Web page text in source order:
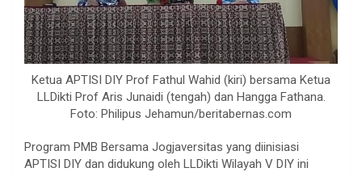
Ketua APTISI DIY Prof Fathul Wahid (kiri) bersama Ketua
LLDikti Prof Aris Junaidi (tengah) dan Hangga Fathana.
Foto: Philipus Jehamun/beritabernas.com
Program PMB Bersama Jogjaversitas yang diinisiasi
APTISI DIY dan didukung oleh LLDikti Wilayah V DIY ini